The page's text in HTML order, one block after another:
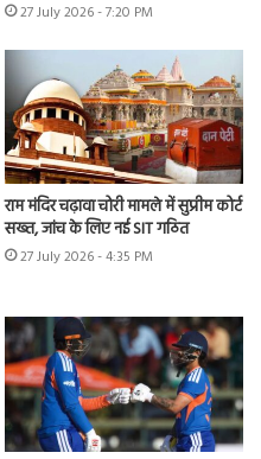
27 July 2026 - 7:20 PM
राम मंदिर चढ़ावा चोरी मामले में सुप्रीम कोर्ट
सख्त, जांच के लिए नई SIT गठित
27 July 2026 - 4:35 PM